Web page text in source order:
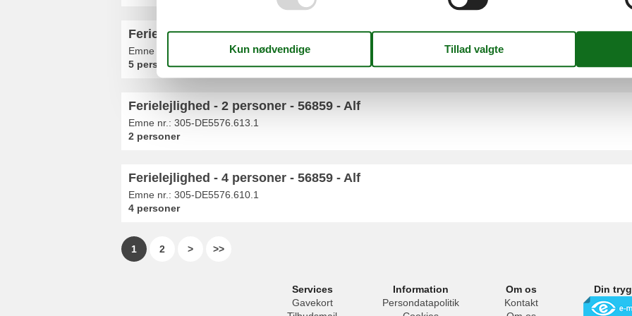
Ferielejlighed - 5 personer - 56859 - Alf
Emne nr.:
305-DE5576.603.1
5 personer
Ferielejlighed - 2 personer - 56859 - Alf
Emne nr.: 305-DE5576.613.1
2 personer
Ferielejlighed - 4 personer - 56859 - Alf
Emne nr.: 305-DE5576.610.1
4 personer
1 2 > >>
Services
Gavekort
Information
Persondatapolitik
Om os
Kontakt
Din